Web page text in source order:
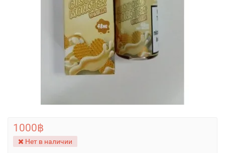
1000฿
Нет в наличии